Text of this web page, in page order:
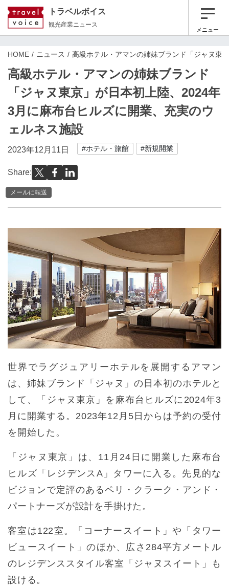
トラベルボイス
観光産業ニュース
メニュー
HOME ニュース 高級ホテル・アマンの姉妹ブランド「ジャヌ東
高級ホテル・アマンの姉妹ブランド
「ジャヌ東京」が日本初上陸、2024年
3月に麻布台ヒルズに開業、充実のウ
ェルネス施設
2023年12月11日 #ホテル・旅館 #新規開業
Share:
メールに転送
世界でラグジュアリーホテルを展開するアマン
は、姉妹ブランド「ジャヌ」の日本初のホテルと
して、「ジャヌ東京」を麻布台ヒルズに2024年3
月に開業する。2023年12月5日からは予約の受付
を開始した。
「ジャヌ東京」は、11月24日に開業した麻布台
ヒルズ「レジデンスA」タワーに入る。先見的な
ビジョンで定評のあるペリ・クラーク・アンド・
パートナーズが設計を手掛けた。
客室は122室。「コーナースイート」や「タワー
ビュースイート」のほか、広さ284平方メートル
のレジデンススタイル客室「ジャヌスイート」も
設ける。